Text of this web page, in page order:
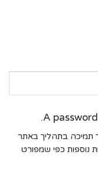
A
תמיכה בתהליך באתר
נוספות כפי שמפורט